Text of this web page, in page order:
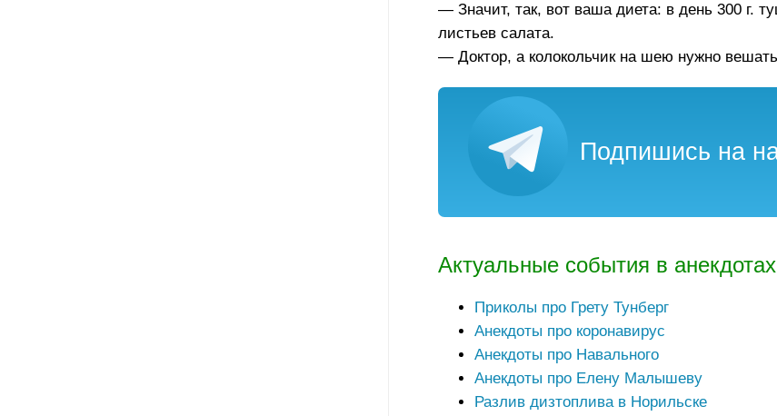
— Значит, так, вот ваша диета: в день 300 г.
листьев салата.
— Доктор, а колокольчик на шею нужно
Подпишись на
Актуальные события в анекдотах
Приколы про Грету Тунберг
Анекдоты про коронавирус
Анекдоты про Навального
Анекдоты про Елену Малышеву
Разлив дизтоплива в Норильске